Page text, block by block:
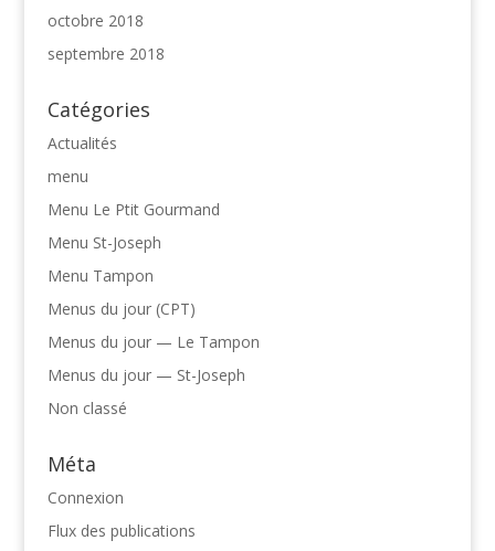
octobre 2018
septembre 2018
Catégories
Actualités
menu
Menu Le Ptit Gourmand
Menu St-Joseph
Menu Tampon
Menus du jour (CPT)
Menus du jour — Le Tampon
Menus du jour — St-Joseph
Non classé
Méta
Connexion
Flux des publications